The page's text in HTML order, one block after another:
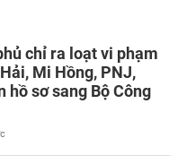
chỉ ra loạt vi phạm
Mi Hồng, PNJ,
hồ sơ sang Bộ Công